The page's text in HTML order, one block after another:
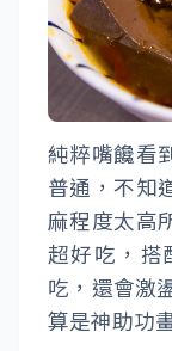
純粹嘴饞看
普通，不知
麻程度太高
超好吃，搭
吃，還會激
算是神助功